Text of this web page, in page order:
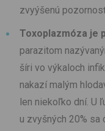
zvyýšenú
Toxoplazmóza je
parazitom
šíri vo výkaloch
nakazí malým
len niekoľko dní. U
u zvyšných 20% sa